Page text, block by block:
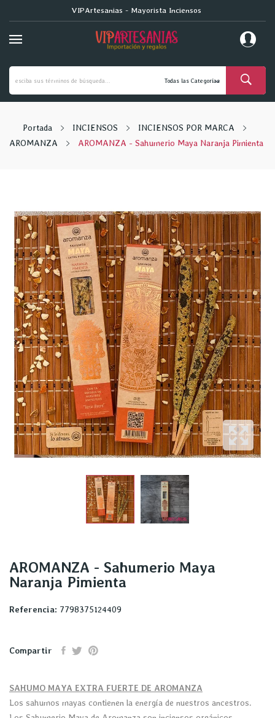
VIPArtesanias - Mayorista Inciensos
Portada INCIENSOS
INCIENSOS POR MARCA
AROMANZA
AROMANZA - Sahumerio Maya Naranja Pimienta
AROMANZA - Sahumerio Maya
Naranja Pimienta
Referencia: 7798375124409
Compartir
SAHUMO MAYA EXTRA FUERTE DE AROMANZA
Los sahumos mayas contienen la energía de nuestros ancestros.